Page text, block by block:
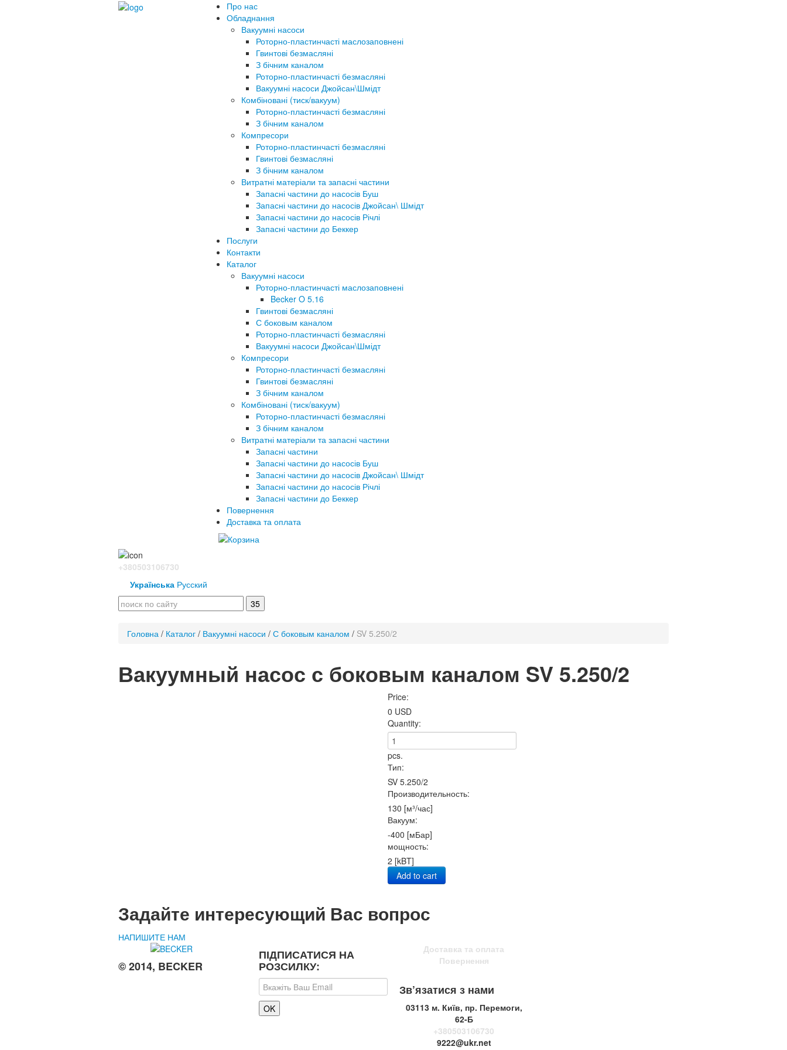
Про нас
Обладнання
Вакуумні насоси
Роторно-пластинчасті маслозаповнені
Гвинтові безмасляні
З бічним каналом
Роторно-пластинчасті безмасляні
Вакуумні насоси Джойсан\Шмідт
Комбіновані (тиск/вакуум)
Роторно-пластинчасті безмасляні
З бічним каналом
Компресори
Роторно-пластинчасті безмасляні
Гвинтові безмасляні
З бічним каналом
Витратні матеріали та запасні частини
Запасні частини до насосів Буш
Запасні частини до насосів Джойсан\ Шмідт
Запасні частини до насосів Річлі
Запасні частини до Беккер
Послуги
Контакти
Каталог
Вакуумні насоси
Роторно-пластинчасті маслозаповнені
Becker O 5.16
Гвинтові безмасляні
С боковым каналом
Роторно-пластинчасті безмасляні
Вакуумні насоси Джойсан\Шмідт
Компресори
Роторно-пластинчасті безмасляні
Гвинтові безмасляні
З бічним каналом
Комбіновані (тиск/вакуум)
Роторно-пластинчасті безмасляні
З бічним каналом
Витратні матеріали та запасні частини
Запасні частини
Запасні частини до насосів Буш
Запасні частини до насосів Джойсан\ Шмідт
Запасні частини до насосів Річлі
Запасні частини до Беккер
Повернення
Доставка та оплата
+380503106730
Українська Русский
Головна / Каталог / Вакуумні насоси / С боковым каналом / SV 5.250/2
Вакуумный насос с боковым каналом SV 5.250/2
Price:
0 USD
Quantity:
pcs.
Тип:
SV 5.250/2
Производительность:
130 [м³/час]
Вакуум:
-400 [мБар]
мощность:
2 [kBT]
Add to cart
Задайте интересующий Вас вопрос
НАПИШИТЕ НАМ
© 2014, BECKER
ПІДПИСАТИСЯ НА
РОЗСИЛКУ:
Доставка та оплата
Повернення
Зв’язатися з нами
03113 м. Київ, пр. Перемоги,
62-Б
+380503106730
9222@ukr.net